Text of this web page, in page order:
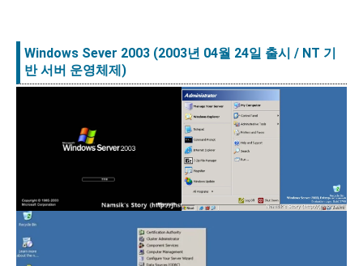
Windows Sever 2003 (2003년 04월 24일 출시 / NT 기
반서버 운영체제)